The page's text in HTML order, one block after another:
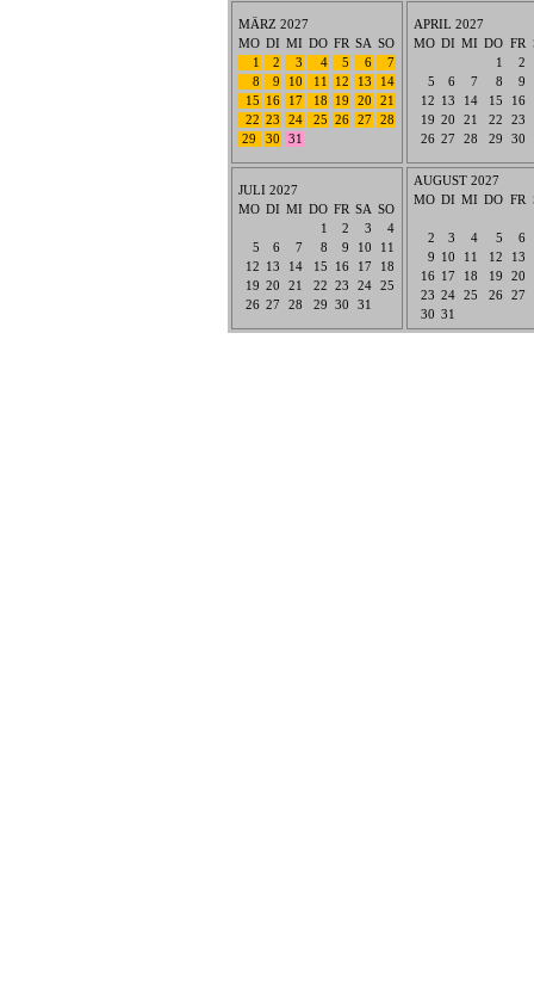
MÄRZ 2027
MO DI MI DO FR SA SO
1
2 3 4 5 6
7
8
9 10 11 12 13
14
15
16 17 18 19 20
21
22 23 24 25 26 27
28
29
30 31
APRIL 2027
MO DI MI DO FR
1
2
5
6 7 8
9
12
13 14 15
16
19 20 21 22
23
26 27 28 29 30
JULI 2027
MO DI MI DO FR SA SO
1
2 3
4
5
6 7 8 9 10
11
12
13 14 15 16 17
18
19 20 21 22 23 24
25
26 27 28 29 30 31
AUGUST 2027
MO DI MI DO FR
2 3 4 5
6
9
10 11 12
13
16 17 18 19
20
23 24 25 26
27
30 31